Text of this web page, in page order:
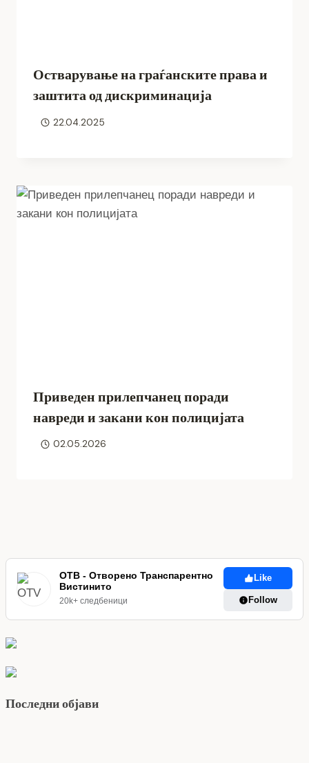
Остварување на граѓанските права и
заштита од дискриминација
22.04.2025
Приведен прилепчанец поради
навреди и закани кон полицијата
02.05.2026
ОТВ - Отворено Транспарентно
Вистинито
20k+ следбеници
Like
Follow
Последни објави